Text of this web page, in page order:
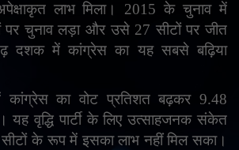
लाभ मिला। 2015 के चुनाव में
पर चुनाव लड़ा और उसे 27 सीटों पर जीत
दशक में कांग्रेस का यह सबसे बढ़िया
का वोट प्रतिशत बढ़कर 9.48
यह वृद्धि पार्टी के लिए उत्साहजनक संकेत
के रूप में इसका लाभ नहीं मिल सका।